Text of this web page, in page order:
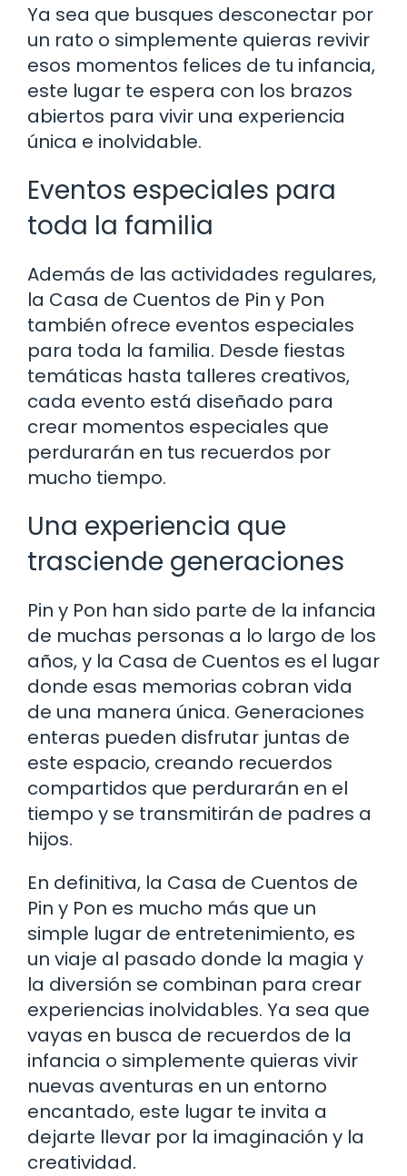
Ya sea que busques desconectar por
un rato o simplemente quieras revivir
esos momentos felices de tu infancia,
este lugar te espera con los brazos
abiertos para vivir una experiencia
única e inolvidable.
Eventos especiales para
toda la familia
Además de las actividades regulares,
la Casa de Cuentos de Pin y Pon
también ofrece eventos especiales
para toda la familia. Desde fiestas
temáticas hasta talleres creativos,
cada evento está diseñado para
crear momentos especiales que
perdurarán en tus recuerdos por
mucho tiempo.
Una experiencia que
trasciende generaciones
Pin y Pon han sido parte de la infancia
de muchas personas a lo largo de los
años, y la Casa de Cuentos es el lugar
donde esas memorias cobran vida
de una manera única. Generaciones
enteras pueden disfrutar juntas de
este espacio, creando recuerdos
compartidos que perdurarán en el
tiempo y se transmitirán de padres a
hijos.
En definitiva, la Casa de Cuentos de
Pin y Pon es mucho más que un
simple lugar de entretenimiento, es
un viaje al pasado donde la magia y
la diversión se combinan para crear
experiencias inolvidables. Ya sea que
vayas en busca de recuerdos de la
infancia o simplemente quieras vivir
nuevas aventuras en un entorno
encantado, este lugar te invita a
dejarte llevar por la imaginación y la
creatividad.